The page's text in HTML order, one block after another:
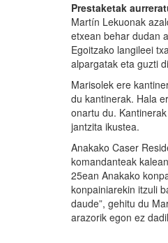
Prestaketak
Martín Lekuonak
etxean behar dudan
Egoitzako langileei
alpargatak eta guzti
Marisolek ere
du kantinerak. Hala
onartu du.
jantzita ikustea.
Anakako Caser
komandanteak
25ean Anakako
konpainiarekin itzuli
daude”, gehitu du
arazorik egon ez